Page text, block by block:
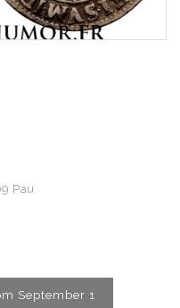
Pau
September 1